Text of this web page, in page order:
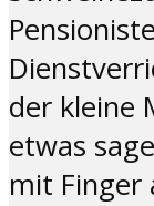
der kleine
etwas
mit Finger